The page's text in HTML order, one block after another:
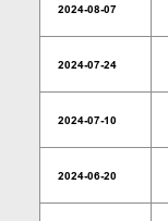
2024-08-07
2024-07-24
2024-07-10
2024-06-20